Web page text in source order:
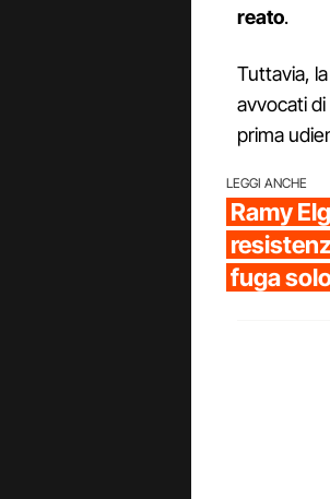
reato.
Tuttavia,
avvocati
prima
LEGGI ANCHE
Ramy
fuga